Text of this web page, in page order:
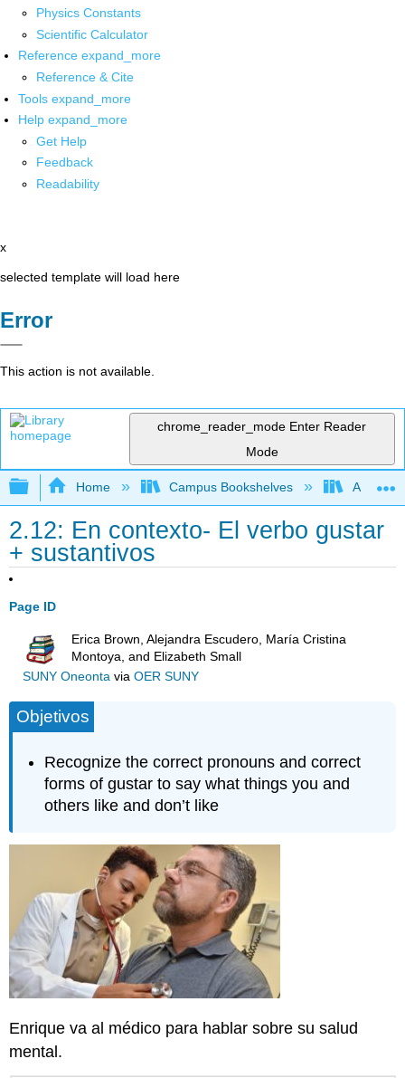
Physics Constants
Scientific Calculator
Reference expand_more
Reference & Cite
Tools expand_more
Help expand_more
Get Help
Feedback
Readability
x
selected template will load here
Error
This action is not available.
chrome_reader_mode Enter Reader
Mode
Expand/collapse global hierarchy
Home Campus Bookshelves
2.12: En contexto- El verbo gustar
+ sustantivos
Page ID
Erica Brown, Alejandra Escudero, María Cristina
Montoya, and Elizabeth Small
SUNY Oneontavia OER SUNY
Objetivos
Recognize the correct pronouns and correct
forms of gustar to say what things you and
others like and don’t like
Enrique va al médico para hablar sobre su salud
mental.